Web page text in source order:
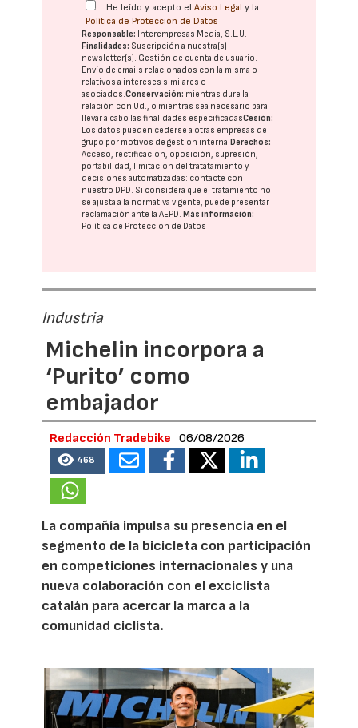
He leído y acepto elAviso Legal y la
Política de Protección de Datos
Responsable: Interempresas Media, S.L.U.
Finalidades: Suscripción a nuestra(s)
newsletter(s). Gestión de cuenta de usuario.
Envío de emails relacionados con la misma o
relativos a intereses similares o
asociados.Conservación: mientras dure la
relación con Ud., o mientras sea necesario para
llevar a cabo las finalidades especificadasCesión:
Los datos pueden cederse a otras empresas del
grupo por motivos de gestión interna.Derechos:
Acceso, rectificación, oposición, supresión,
portabilidad, limitación del tratatamiento y
decisiones automatizadas: contacte con
nuestro DPD. Si considera que el tratamiento no
se ajusta a la normativa vigente, puede presentar
reclamación ante laAEPD.Más información:
Política de Protección de Datos
Industria
Michelin incorpora a
‘Purito’ como
embajador
Redacción Tradebike 06/08/2026
468
La compañía impulsa su presencia en el
segmento de la bicicleta con participación
en competiciones internacionales y una
nueva colaboración con el exciclista
catalán para acercar la marca a la
comunidad ciclista.